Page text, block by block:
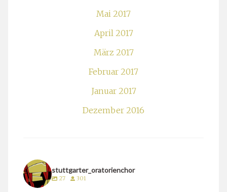
Mai 2017
April 2017
März 2017
Februar 2017
Januar 2017
Dezember 2016
stuttgarter_oratorienchor
27 301